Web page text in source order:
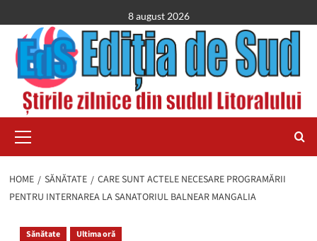
to
content
8 august 2026
Menu
HOME SĂNĂTATE
CARE SUNT ACTELE NECESARE PROGRAMĂRII
PENTRU INTERNAREA LA SANATORIUL BALNEAR MANGALIA
Sănătate Ultima oră